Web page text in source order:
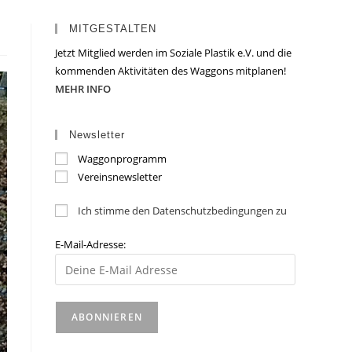
MITGESTALTEN
Jetzt Mitglied werden im Soziale Plastik e.V. und die
kommenden Aktivitäten des Waggons mitplanen!
MEHR INFO
Newsletter
Waggonprogramm
Vereinsnewsletter
Ich stimme den Datenschutzbedingungen zu
E-Mail-Adresse: